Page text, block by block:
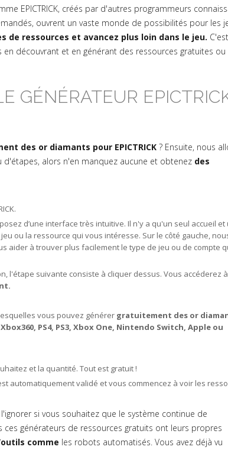
EPICTRICK, créés par d'autres programmeurs
ouvrent un vaste monde de possibilités pour les
de ressources et avancez plus loin dans le jeu.
découvrant et en générant des ressources gratuites ou
GÉNÉRATEUR
des or diamants pour EPICTRICK ? Ensuite, nous
alors n'en manquez aucune et obtenez des
d’une interface très intuitive. Il n'y a qu'un seul accueil et
ou la ressource qui vous intéresse. Sur le côté gauche,
aider à trouver plus facilement le type de jeu ou de compte
l'étape suivante consiste à cliquer dessus. Vous accéderez
vous pouvez générer gratuitement des or
PS4, PS3, Xbox One, Nintendo Switch, Apple ou
et la quantité. Tout est gratuit !
automatiquement validé et vous commencez à voir les
si vous souhaitez que le système continue de
générateurs de ressources gratuits ont leurs propres
comme les robots automatisés. Vous avez déjà vu